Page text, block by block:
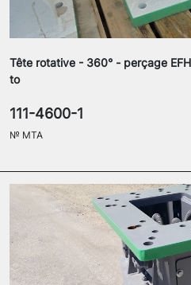
Tête rotative - 360° - perçage
to
111-4600-1
№ MTA